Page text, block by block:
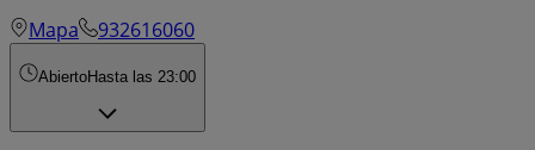
Mapa
932616060
AbiertoHasta las 23:00